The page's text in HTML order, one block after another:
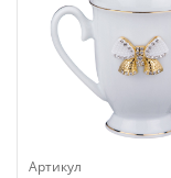
Артикул